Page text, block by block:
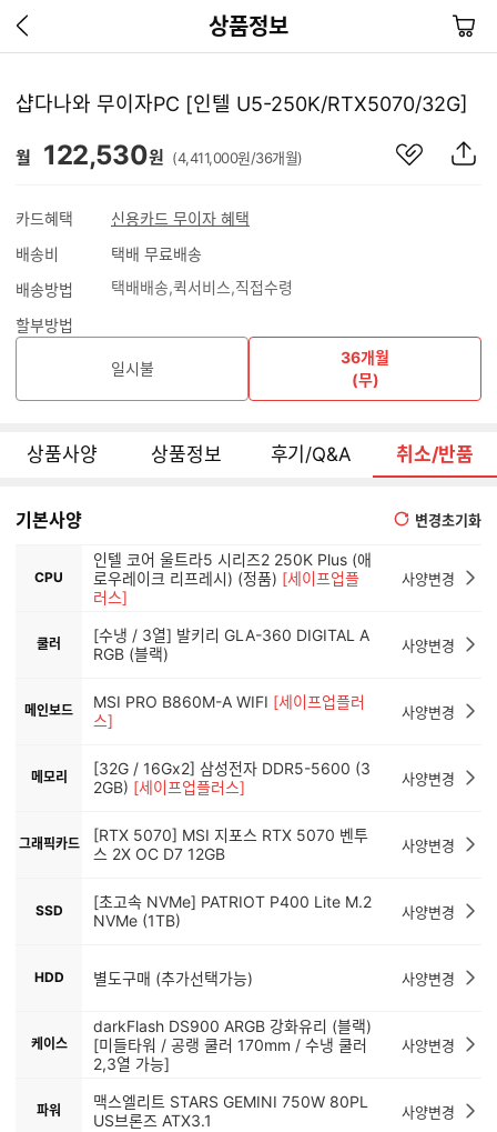
상품정보
이
지
기
장
바
샵다나와 무이자PC [인텔 U5-250K/RTX5070/32G]
월 122,530원 (4,411,000원/36개월)
카드혜택
신용카드 무이자 혜택
배송비
택배 무료배송
배송방법
택배배송 퀵서비스 직접수령
할부방법
일시불
36개월
(무)
상품사양 상품정보 후기/Q&A 취소/반품
기본사양 변경초기화
CPU
인텔 코어 울트라5 시리즈2 250K Plus (애
로우레이크 리프레시) (정품) [세이프업플
러스]
사양변경
쿨러
[수냉 / 3열] 발키리 GLA-360 DIGITAL A
RGB (블랙)
사양변경
메인보드 MSI PRO B860M-A WIFI [세이프업플러
스]
사양변경
메모리
[32G / 16Gx2] 삼성전자 DDR5-5600 (3
2GB) [세이프업플러스] 사양변경
그래픽카드
[RTX 5070] MSI 지포스 RTX 5070 벤투
스 2X OC D7 12GB
사양변경
SSD
[초고속 NVMe] PATRIOT P400 Lite M.2
NVMe (1TB)
사양변경
HDD 별도구매 (추가선택가능) 사양변경
케이스
darkFlash DS900 ARGB 강화유리 (블랙)
[미들타워 / 공랭 쿨러 170mm / 수냉 쿨러
2,3열 가능]
사양변경
파워
맥스엘리트 STARS GEMINI 750W 80PL
US브론즈 ATX3.1
사양변경